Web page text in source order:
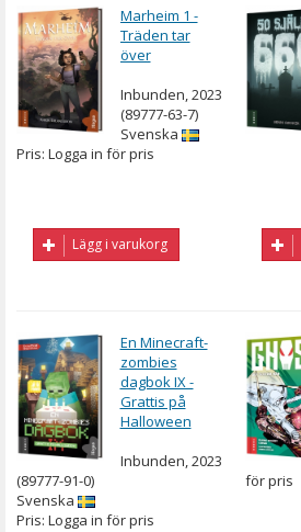
Marheim 1 -
Träden tar
över
Inbunden, 2023
(89777-63-7)
Svenska
Pris: Logga in för pris
Lägg i varukorg
En Minecraft-
zombies
dagbok IX -
Grattis på
Halloween
Inbunden, 2023
(89777-91-0)
Svenska
Pris: Logga in för pris
för pris